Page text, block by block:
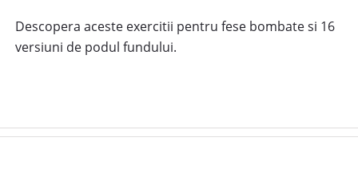
Descopera aceste exercitii pentru fese bombate si 16
versiuni de podul fundului.